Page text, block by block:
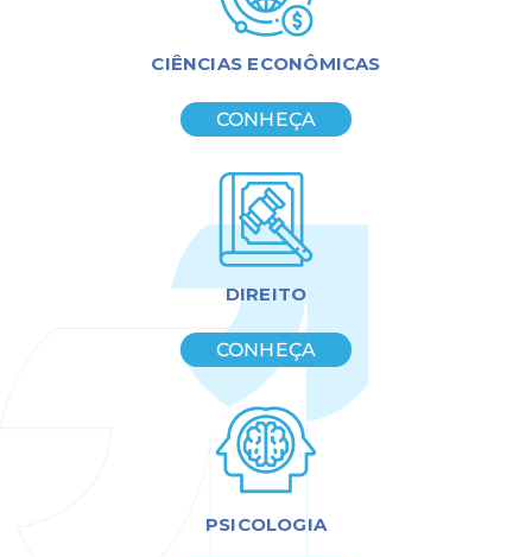
CIÊNCIAS ECONÔMICAS
CONHEÇA
DIREITO
CONHEÇA
PSICOLOGIA